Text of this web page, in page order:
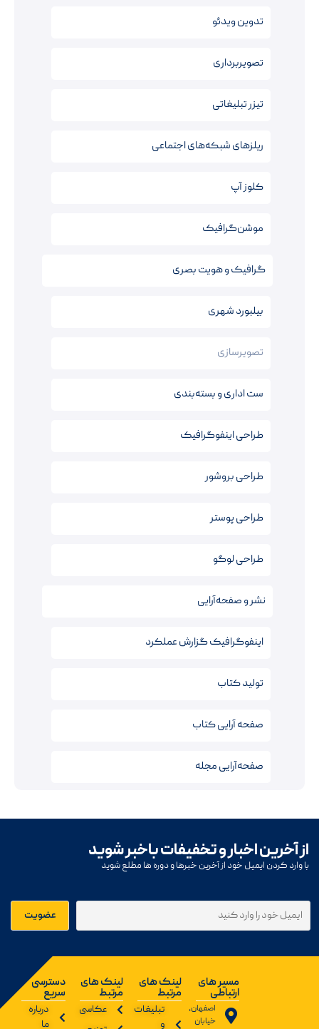
تدوین ویدئو
تصویربرداری
تیزر تبلیغاتی
ریلزهای شبکه‌های اجتماعی
کلوز آپ
موشن‌گرافیک
گرافیک و هویت بصری
بیلبورد شهری
تصویرسازی
ست اداری و بسته‌بندی
طراحی اینفوگرافیک
طراحی بروشور
طراحی پوستر
طراحی لوگو
نشر و صفحه‌آرایی
اینفوگرافیک‌ گزارش عملکرد
تولید کتاب
صفحه آرایی کتاب‌
صفحه‌آرایی مجله
از آخرین اخبار و تخفیفات باخبر شوید
با وارد کردن ایمیل خود از آخرین خبرها و دوره ها مطلع شوید
مسیر های
ارتباطی
اصفهان،
خیابان
لینک های
مرتبط
تبلیغات
و
لینک های
مرتبط
عکاسی
دسترسی
سریع
درباره
ما